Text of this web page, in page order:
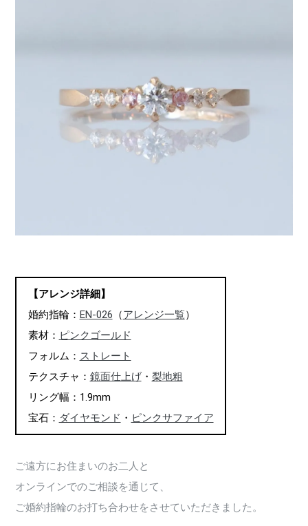
【アレンジ詳細】
婚約指輪： EN-026 （アレンジ一覧）
素材： ピンクゴールド
フォルム： ストレート
テクスチャ： 鏡面仕上げ・ 梨地粗
リング幅：1.9mm
宝石： ダイヤモンド ・ ピンクサファイア
ご遠方にお住まいのお二人と
オンラインでのご相談を通じて、
ご婚約指輪のお打ち合わせをさせていただきました。